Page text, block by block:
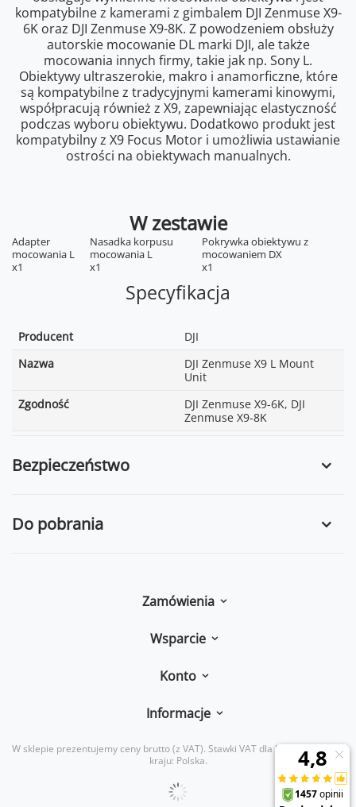
kompatybilne z kamerami z gimbalem DJI Zenmuse X9-
6K oraz DJI Zenmuse X9-8K. Z powodzeniem obsłuży
autorskie mocowanie DL marki DJI, ale także
mocowania innych firmy, takie jak np. Sony L.
Obiektywy ultraszerokie, makro i anamorficzne, które
są kompatybilne z tradycyjnymi kamerami kinowymi,
współpracują również z X9, zapewniając elastyczność
podczas wyboru obiektywu. Dodatkowo produkt jest
kompatybilny z X9 Focus Motor i umożliwia ustawianie
ostrości na obiektywach manualnych.
W zestawie
Adapter
mocowania L
x1
Nasadka korpusu
mocowania L
x1
Pokrywka obiektywu z
mocowaniem DX
x1
Specyfikacja
Producent
DJI
Nazwa
DJI Zenmuse X9 L Mount
Unit
Zgodność
DJI Zenmuse X9-6K, DJI
Zenmuse X9-8K
Bezpieczeństwo
Do pobrania
Zamówienia
Wsparcie
Konto
Informacje
W sklepie prezentujemy ceny brutto (z VAT). Stawki VAT dla konsumentów z
kraju: Polska.